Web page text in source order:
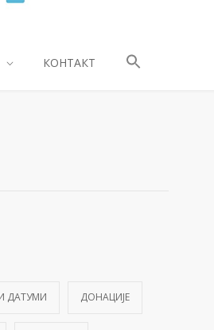
КОНТАКТ
ДАТУМИ ДОНАЦИЈЕ